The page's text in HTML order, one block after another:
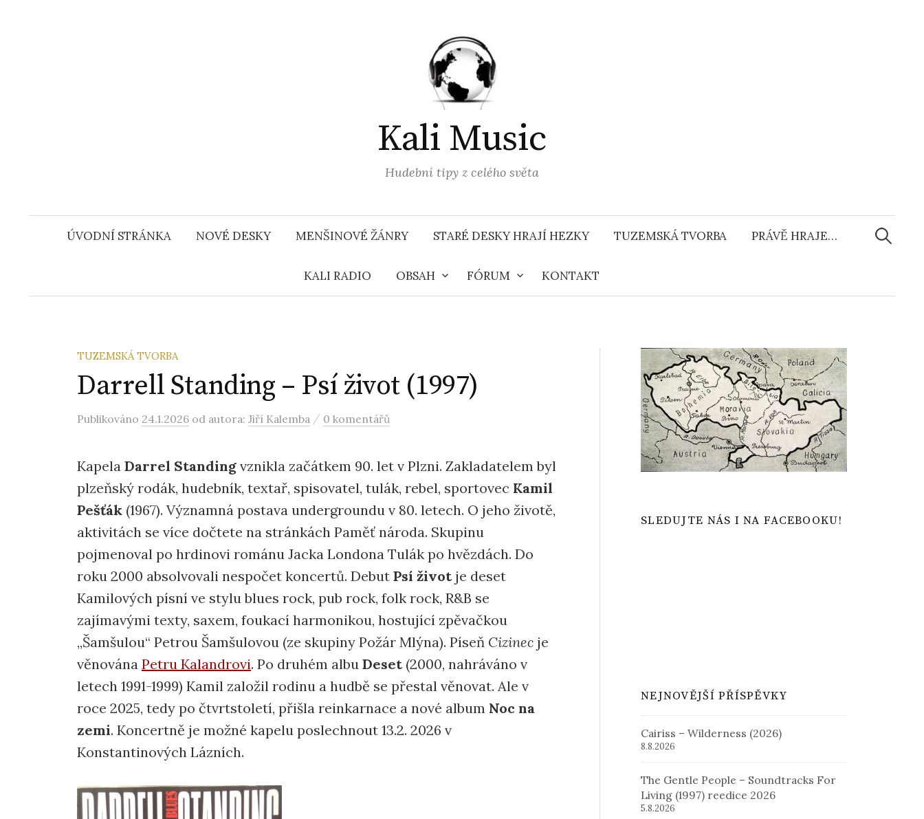
Kali Music
Hudební tipy z celého světa
ÚVODNÍ STRÁNKA NOVÉ DESKY MENŠINOVÉ ŽÁNRY STARÉ DESKY HRAJÍ HEZKY TUZEMSKÁ TVORBA PRÁVĚ HRAJE…
KALI RADIO OBSAH FÓRUM KONTAKT
TUZEMSKÁ TVORBA
Darrell Standing – Psí život (1997)
Publikováno 24.1.2026 od autora: Jiří Kalemba / 0 komentářů
Kapela Darrel Standing vznikla začátkem 90. let v Plzni. Zakladatelem byl
plzeňský rodák, hudebník, textař, spisovatel, tulák, rebel, sportovec Kamil
Pešťák (1967). Významná postava undergroundu v 80. letech. O jeho životě,
aktivitách se více dočtete na stránkách Paměť národa. Skupinu
pojmenoval po hrdinovi románu Jacka Londona Tulák po hvězdách. Do
roku 2000 absolvovali nespočet koncertů. Debut Psí životje deset
Kamilových písní ve stylu blues rock, pub rock, folk rock, R&B se
zajímavými texty, saxem, foukací harmonikou, hostující zpěvačkou
„Šamšulou“ Petrou Šamšulovou (ze skupiny Požár Mlýna). Píseň Cizinec je
věnována Petru Kalandrovi. Po druhém albu Deset(2000, nahráváno v
letech 1991-1999) Kamil založil rodinu a hudbě se přestal věnovat. Ale v
roce 2025, tedy po čtvrtstoletí, přišla reinkarnace a nové album Noc na
zemi. Koncertně je možné kapelu poslechnout 13.2. 2026 v
Konstantinových Lázních.
SLEDUJTE NÁS I NA FACEBOOKU!
NEJNOVĚJŠÍ PŘÍSPĚVKY
Cairiss – Wilderness (2026)
8.8.2026
The Gentle People – Soundtracks For
Living (1997) reedice 2026
5.8.2026